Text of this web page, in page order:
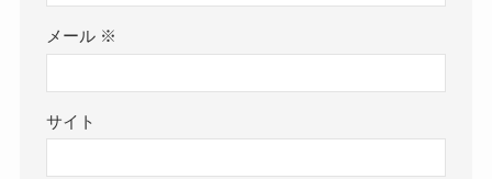
メール ※
サイト